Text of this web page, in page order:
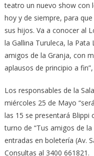
teatro un nuevo show con
hoy y de siempre, para
sus hijos. Va a conocer al
la Gallina Turuleca, la
amigos de la Granja, con
aplausos de principio a
Los responsables de la
miércoles 25 de Mayo
las 15 se presentará Blippi
turno de “Tus amigos de
entradas en boletería (Av.
Consultas al 3400 661821.